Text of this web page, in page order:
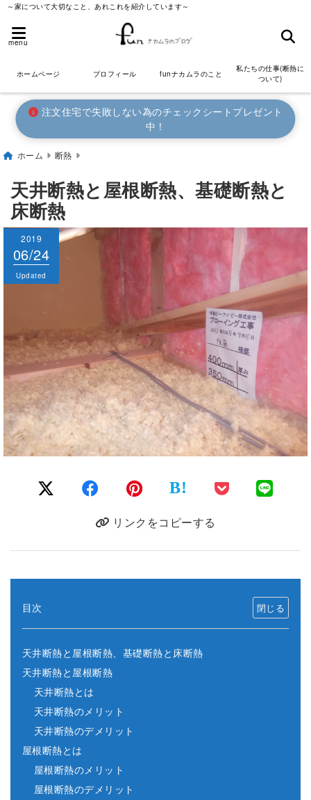
～家について大切なこと、あれこれを紹介しています～
menu
ホームページ プロフィール funナカムラのこと
私たちの仕事(断熱に
ついて)
注文住宅で失敗しない為のチェックシートプレゼント
中！
ホーム 断熱
天井断熱と屋根断熱、基礎断熱と
床断熱
2019
06/24
Updated
2019
06/24
Published
B!
リンクをコピーする
目次
天井断熱と屋根断熱、基礎断熱と床断熱
天井断熱と屋根断熱
天井断熱とは
天井断熱のメリット
天井断熱のデメリット
屋根断熱とは
屋根断熱のメリット
屋根断熱のデメリット